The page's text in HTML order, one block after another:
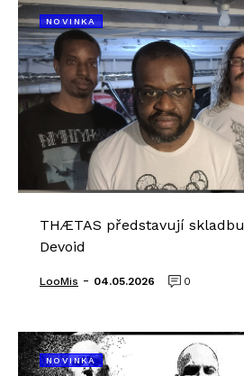
NOVINKA
THÆTAS představují
Devoid
LooMis - 04.05.2026 0
NOVINKA